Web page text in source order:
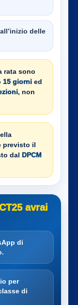
delle
rata sono
15 giorni ed
, non
previsto il
dal DPCM
avrai
di
per
di